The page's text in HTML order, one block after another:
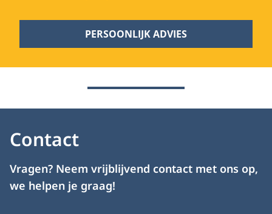
PERSOONLIJK ADVIES
Contact
Vragen? Neem vrijblijvend contact met ons op,
we helpen je graag!